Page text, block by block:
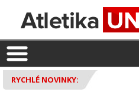
RYCHLÉ NOVINKY: